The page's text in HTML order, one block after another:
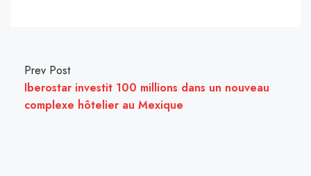
Prev Post
Iberostar investit 100 millions dans un nouveau
complexe hôtelier au Mexique